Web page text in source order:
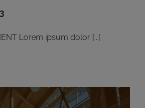
Lorem ipsum dolor [...]